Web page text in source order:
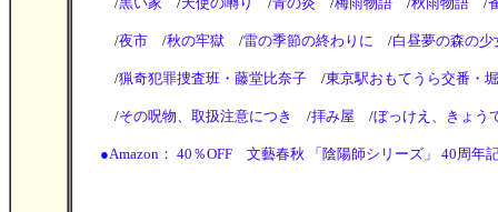
/夜市 /秋の牢獄 /雷の季節の終わりに /白昼夢の森の少
/猟奇犯罪捜査班・藤堂比奈子 /東京駅おもてうら交番・
/その呪物、取扱注意につき /拝み屋 /ぼっけえ、きょう
●Amazon： 40％OFF 文藝春秋 「陰陽師シリーズ」 40周年